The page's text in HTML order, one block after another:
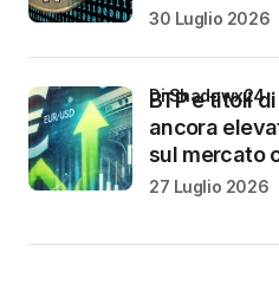
30 Luglio 2026
BTP e titoli
ancora
sul mercato
di Shadowx24
27 Luglio 2026